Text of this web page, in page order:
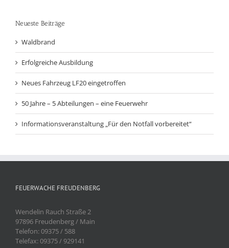
Neueste Beiträge
Waldbrand
Erfolgreiche Ausbildung
Neues Fahrzeug LF20 eingetroffen
50 Jahre – 5 Abteilungen – eine Feuerwehr
Informationsveranstaltung „Für den Notfall vorbereitet“
FEUERWACHE FREUDENBERG
Wendelin Rauch Straße 2
97896 Freudenberg / Main
Telefon: 09375 / 588
Telefax: 09375 / 929141